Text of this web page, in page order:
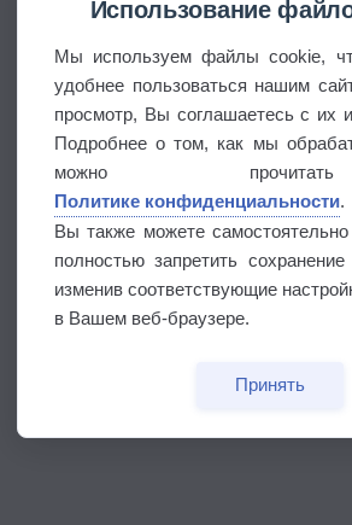
Использование
Мы используем файлы cookie,
удобнее пользоваться нашим
просмотр, Вы соглашаетесь с их
Подробнее о том, как мы
можно
Политике конфиденциальности.
Вы также можете самостоятельно
полностью запретить
изменив соответствующие
в Вашем веб-браузере.
Принять